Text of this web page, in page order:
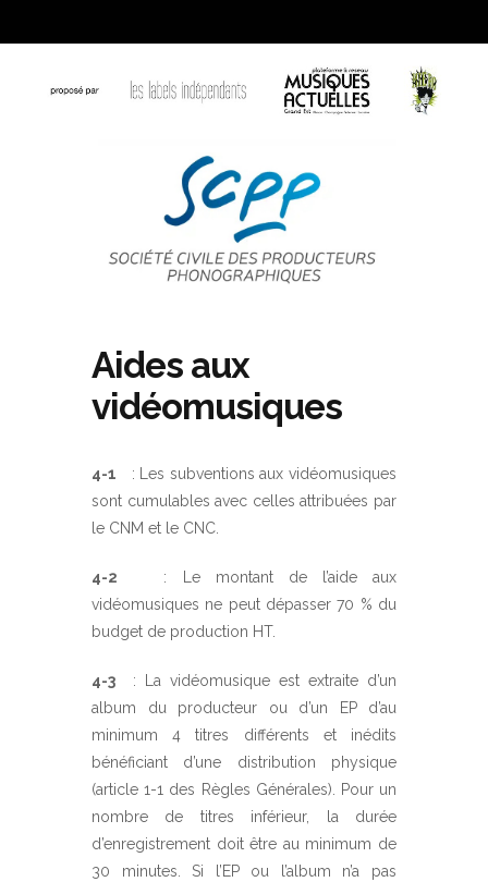
Aides aux
vidéomusiques
4-1 : Les subventions aux vidéomusiques
sont cumulables avec celles attribuées par
le CNM et le CNC.
4-2 : Le montant de l’aide aux
vidéomusiques ne peut dépasser 70 % du
budget de production HT.
4-3 : La vidéomusique est extraite d’un
album du producteur ou d’un EP d’au
minimum 4 titres différents et inédits
bénéficiant d’une distribution physique
(article 1-1 des Règles Générales). Pour un
nombre de titres inférieur, la durée
d’enregistrement doit être au minimum de
30 minutes. Si l’EP ou l’album n’a pas